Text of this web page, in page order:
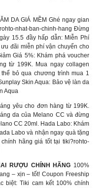
DA GIÁ MỀM Ghé ngay gian
nhat-ban-chinh-hang Đừng
15.5 đầy hấp dẫn: Miễn Phí
đãi miễn phí vận chuyển cho
Giá 5%: Khám phá voucher
từ 199K. Mua ngay collagen
thể bỏ qua chương trình mua 1
Skin Aqua: Bảo vệ làn da
Aqua
yêu cho đơn hàng từ 199K.
da của Melano CC và đừng
CC 20ml. Hada Labo: Khám
Labo và nhận ngay quà tặng
hãng giá tốt tại tiki?rohto-
RƯỢU CHÍNH HÃNG 100%
– xịn – tốt! Coupon Freeship
biệt: Tiki cam kết 100% chính